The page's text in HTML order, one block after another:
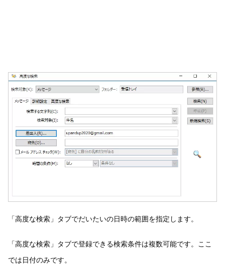
「高度な検索」タブでだいたいの日時の範囲を指定します。
「高度な検索」タブで登録できる検索条件は複数可能です。ここ
では日付のみです。